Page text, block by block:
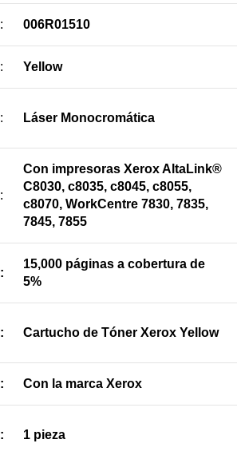
: 006R01510
: Yellow
: Láser Monocromática
:
Con impresoras Xerox AltaLink®
C8030, c8035, c8045, c8055,
c8070, WorkCentre 7830, 7835,
7845, 7855
:
15,000 páginas a cobertura de
5%
: Cartucho de Tóner Xerox Yellow
: Con la marca Xerox
: 1 pieza